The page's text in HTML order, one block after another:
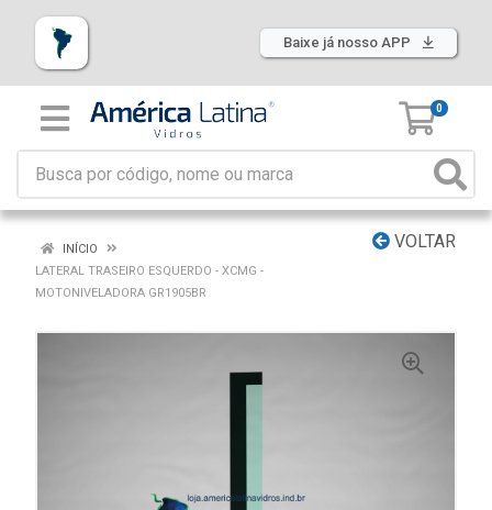
Baixe já nosso APP
0
VOLTAR
INÍCIO
LATERAL TRASEIRO ESQUERDO - XCMG -
MOTONIVELADORA GR1905BR